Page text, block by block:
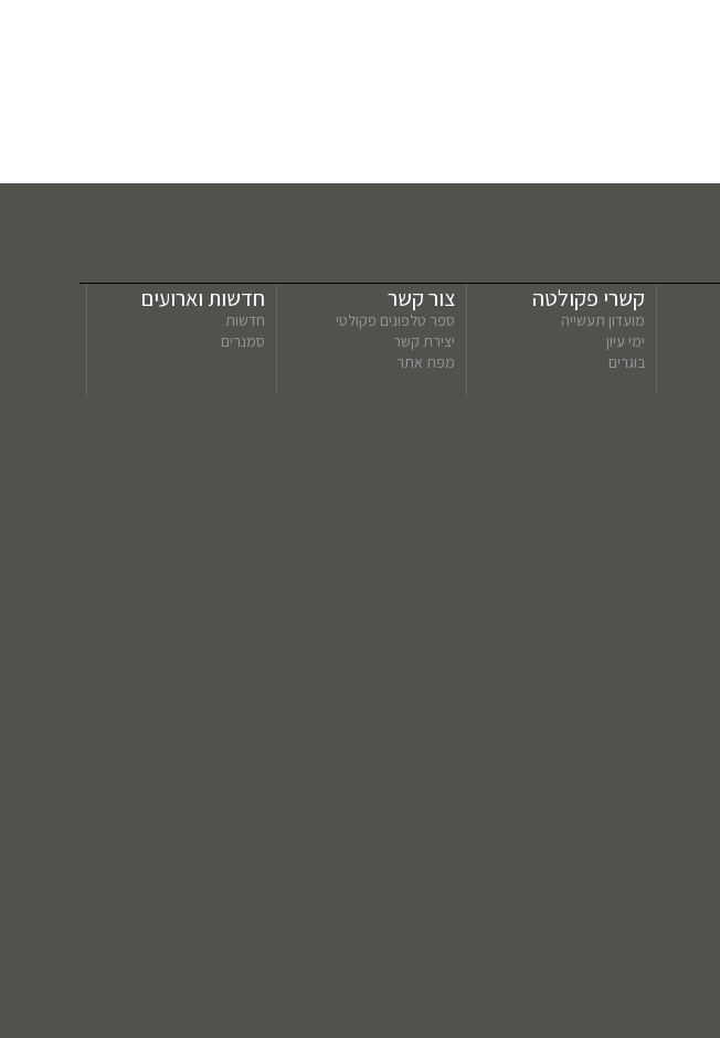
קשרי פקולטה
מועדון תעשייה
ימי עיון
בוגרים
צור קשר
ספר טלפונים פקולטי
יצירת קשר
מפת אתר
חדשות וארועים
חדשות
סמנרים